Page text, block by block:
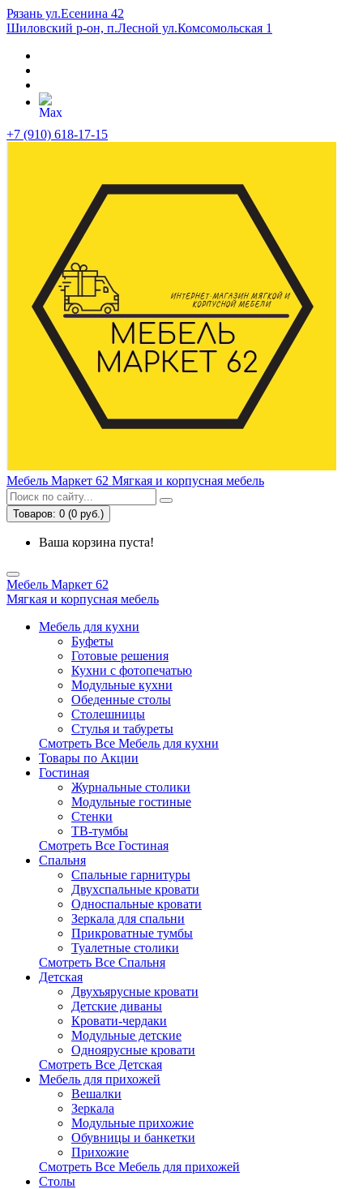
Рязань ул.Есенина 42
Шиловский р-он, п.Лесной ул.Комсомольская 1
+7 (910) 618-17-15
Мебель Маркет 62 Мягкая и корпусная мебель
Товаров: 0 (0 руб.)
Ваша корзина пуста!
Мебель Маркет 62
Мягкая и корпусная мебель
Мебель для кухни
Буфеты
Готовые решения
Кухни с фотопечатью
Модульные кухни
Обеденные столы
Столешницы
Стулья и табуреты
Смотреть Все Мебель для кухни
Товары по Акции
Гостиная
Журнальные столики
Модульные гостиные
Стенки
ТВ-тумбы
Смотреть Все Гостиная
Спальня
Спальные гарнитуры
Двухспальные кровати
Односпальные кровати
Зеркала для спальни
Прикроватные тумбы
Туалетные столики
Смотреть Все Спальня
Детская
Двухъярусные кровати
Детские диваны
Кровати-чердаки
Модульные детские
Одноярусные кровати
Смотреть Все Детская
Мебель для прихожей
Вешалки
Зеркала
Модульные прихожие
Обувницы и банкетки
Прихожие
Смотреть Все Мебель для прихожей
Столы